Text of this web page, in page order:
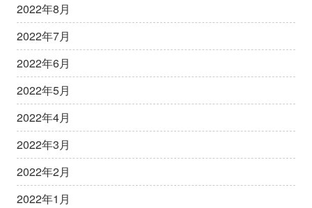
2022年8月
2022年7月
2022年6月
2022年5月
2022年4月
2022年3月
2022年2月
2022年1月